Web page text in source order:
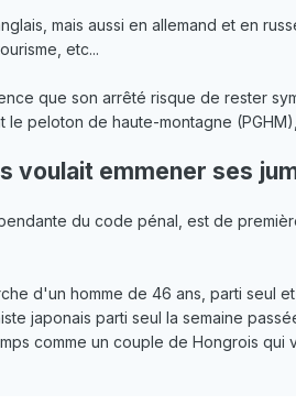
mais aussi en allemand et en
etc...
que son arrêté risque de rester
peloton de haute-montagne
voulait emmener ses
du code pénal, est de
d'un homme de 46 ans, parti seul
japonais parti seul la semaine
comme un couple de Hongrois qui